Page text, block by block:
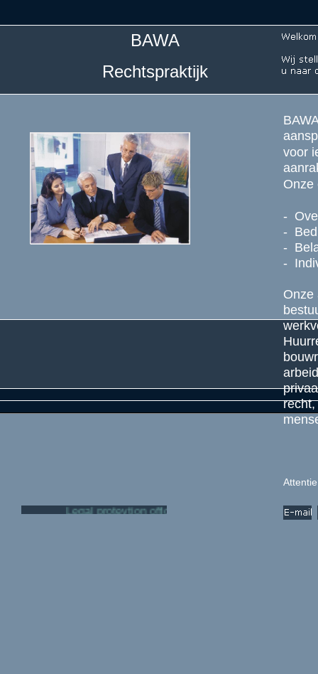
BAWA
Rechtspraktijk
voor
Onze
-
-
-
-
Onze
recht,
Legal protevtion office. Second opinion adviser in